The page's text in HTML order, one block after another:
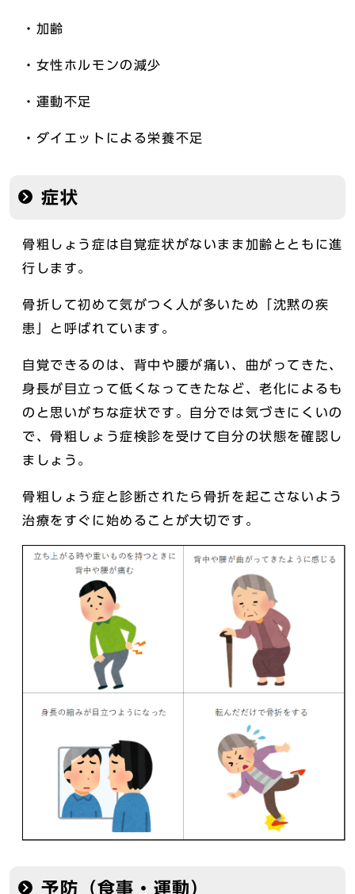
・加齢
・女性ホルモンの減少
・運動不足
・ダイエットによる栄養不足
症状
骨粗しょう症は自覚症状がないまま加齢とともに進
行します。
骨折して初めて気がつく人が多いため「沈黙の疾
患」と呼ばれています。
自覚できるのは、背中や腰が痛い、曲がってきた、
身長が目立って低くなってきたなど、老化によるも
のと思いがちな症状です。自分では気づきにくいの
で、骨粗しょう症検診を受けて自分の状態を確認し
ましょう。
骨粗しょう症と診断されたら骨折を起こさないよう
治療をすぐに始めることが大切です。
予防（食事・運動）